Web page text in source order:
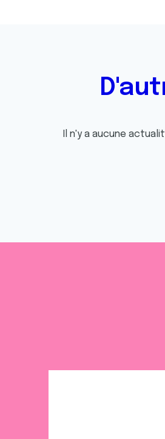
Il n'y a aucune